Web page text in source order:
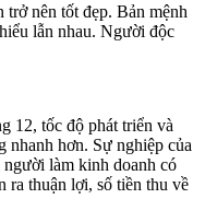
nên tốt đẹp. Bản mệnh
lẫn nhau. Người độc
12, tốc độ phát triển và
nhanh hơn. Sự nghiệp của
làm kinh doanh có
ra thuận lợi, số tiền thu về